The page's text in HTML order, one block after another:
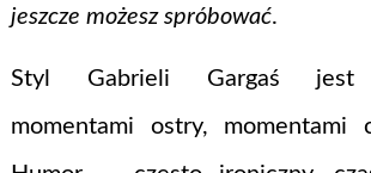
jeszcze możesz spróbować.
Styl Gabrieli Gargaś jest
momentami ostry, momentami